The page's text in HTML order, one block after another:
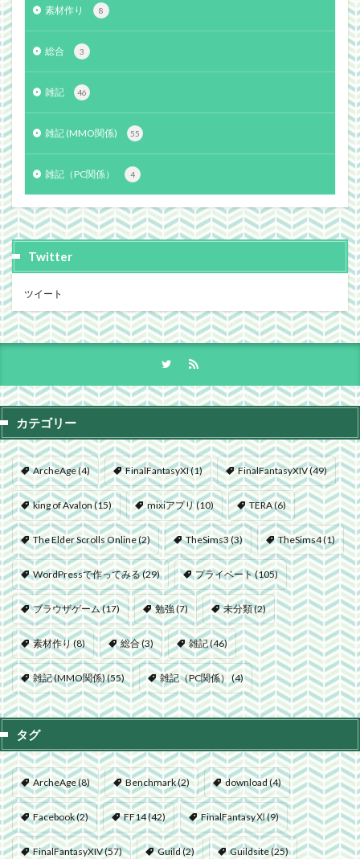
素材作り 8
総合 3
雑記 46
雑記 (MMO関係) 55
雑記（PC関係） 4
Twitter
ツイート
カテゴリー
ArcheAge(4) FinalFantasyXI(1) FinalFantasyXIV(49)
king of Avalon(15) mixiアプリ(10) TERA(6)
The Elder Scrolls Online(2) TheSims3(3) TheSims4(1)
WordPressで作ってみる(29) プライベート(105)
ブラウザゲーム(17) 勉強(7) 未分類(2)
素材作り(8) 総合(3) 雑記(46)
雑記 (MMO関係)(55) 雑記（PC関係）(4)
タグ
ArcheAge(8) Benchmark(2) download(4)
Facebook(2) FF14(42) FinalFantasyⅪ(9)
FinalFantasyXIV(57) Guild(2) Guildsite(25)